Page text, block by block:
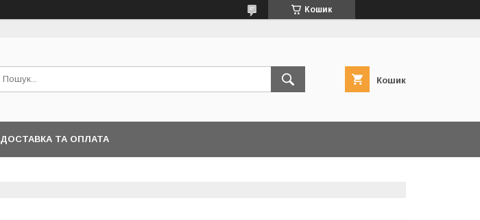
Кошик
Кошик
ДОСТАВКА ТА ОПЛАТА